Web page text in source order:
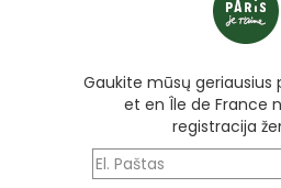
Gaukite mūsų geriausius
et en Île de France
registracija